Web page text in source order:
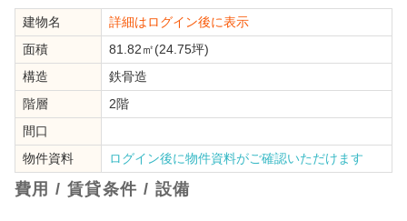
建物名
詳細はログイン後に表示
面積
81.82㎡(24.75坪)
構造
鉄骨造
階層
2階
間口
物件資料
ログイン後に物件資料がご確認いただけます
費用 / 賃貸条件 / 設備